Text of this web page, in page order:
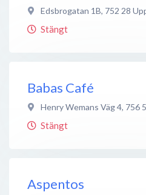
Edsbrogatan 1B, 752 28
Stängt
Babas Café
Henry Wemans Väg 4, 756
Stängt
Aspentos